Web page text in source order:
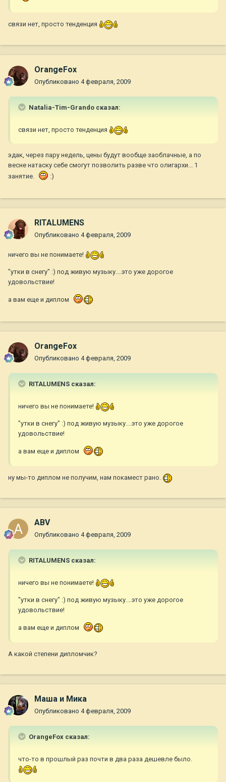
связи нет, просто тенденция
OrangeFox
Опубликовано 4 февраля, 2009
Natalia-Tim-Grando сказал:
связи нет, просто тенденция
эдак, через пару недель, цены будут вообще заоблачные, а по
весне натаску себе смогут позволить разве что олигархи... 1
занятие.
:)
RITALUMENS
Опубликовано 4 февраля, 2009
ничего вы не понимаете!
"утки в снегу" :) под живую музыку....это уже дорогое
удовольствие!
а вам еще и диплом
OrangeFox
Опубликовано 4 февраля, 2009
RITALUMENS сказал:
ничего вы не понимаете!
"утки в снегу" :) под живую музыку....это уже дорогое
удовольствие!
а вам еще и диплом
ну мы-то диплом не получим, нам покамест рано.
ABV
Опубликовано 4 февраля, 2009
RITALUMENS сказал:
ничего вы не понимаете!
"утки в снегу" :) под живую музыку....это уже дорогое
удовольствие!
а вам еще и диплом
А какой степени дипломчик?
Маша и Мика
Опубликовано 4 февраля, 2009
OrangeFox сказал:
что-то в прошлый раз почти в два раза дешевле было.